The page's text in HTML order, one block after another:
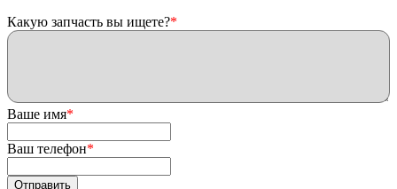
Какую запчасть вы ищете?*
Ваше имя*
Ваш телефон*